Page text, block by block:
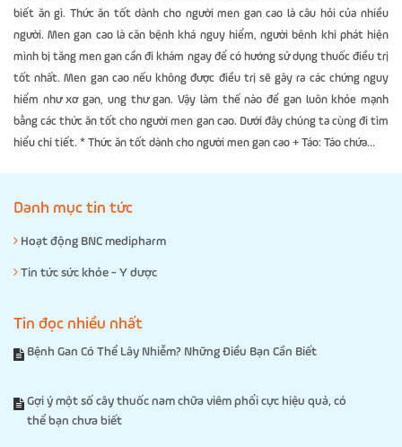
biết ăn gì. Thức ăn tốt dành cho người men gan cao là câu hỏi của nhiều
người. Men gan cao là căn bệnh khá nguy hiểm, người bênh khi phát hiện
mình bị tăng men gan cần đi khám ngay để có hướng sử dụng thuốc điều trị
tốt nhất. Men gan cao nếu không được điều trị sẽ gây ra các chứng nguy
hiểm như xơ gan, ung thư gan. Vậy làm thế nào để gan luôn khỏe mạnh
bằng các thức ăn tốt cho người men gan cao. Dưới đây chúng ta cùng đi tìm
hiểu chi tiết. * Thức ăn tốt dành cho người men gan cao + Táo: Táo chứa...
Danh mục tin tức
Hoạt động BNC medipharm
Tin tức sức khỏe - Y dược
Tin đọc nhiều nhất
Bệnh Gan Có Thể Lây Nhiễm? Những Điều Bạn Cần Biết
Gợi ý một số cây thuốc nam chữa viêm phổi cực hiệu quả, có
thể bạn chưa biết